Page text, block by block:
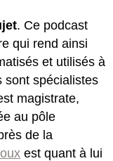
. Ce podcast
qui rend ainsi
et utilisés à
sont spécialistes
magistrate,
au pôle
de la
est quant à lui